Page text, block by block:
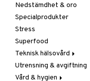
Rosenrot
Schizandra
Diverse
Drycker
Förvaring
Frukt, frö & nötter
Groddning
Kokos
Kryddor & buljong
Fibrer
Matsmältning
Syrareglerande
Tarm
Utrensning
Järn
Kalcium
Krom
Magnesium
Multimineraler
Övriga
Selen
Nedstämdhet & oro
Specialprodukter
Stress
Superfood
Teknisk hälsovård
Ljusterapi
Luftfuktare
Utrensning & avgiftning
Vård & hygien